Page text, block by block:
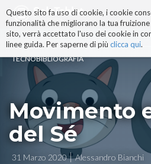
Questo sito fa uso di cookie, i cookie
funzionalità che migliorano la tua
sito, verrà accettato l'uso dei cookie in
linee guida. Per saperne di più clicca qui.
ai
contenuti.
|
alla
navigazione
TECNOBIBLIOGRAFIA
Movimento
del Sé
31 Marzo 2020 Alessandro Bianchi